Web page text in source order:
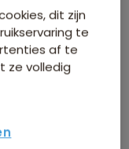
dit zijn
te
af te
ze volledig